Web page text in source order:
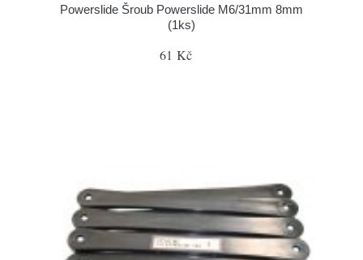
Powerslide Šroub Powerslide M6/31mm 8mm
(1ks)
61 Kč